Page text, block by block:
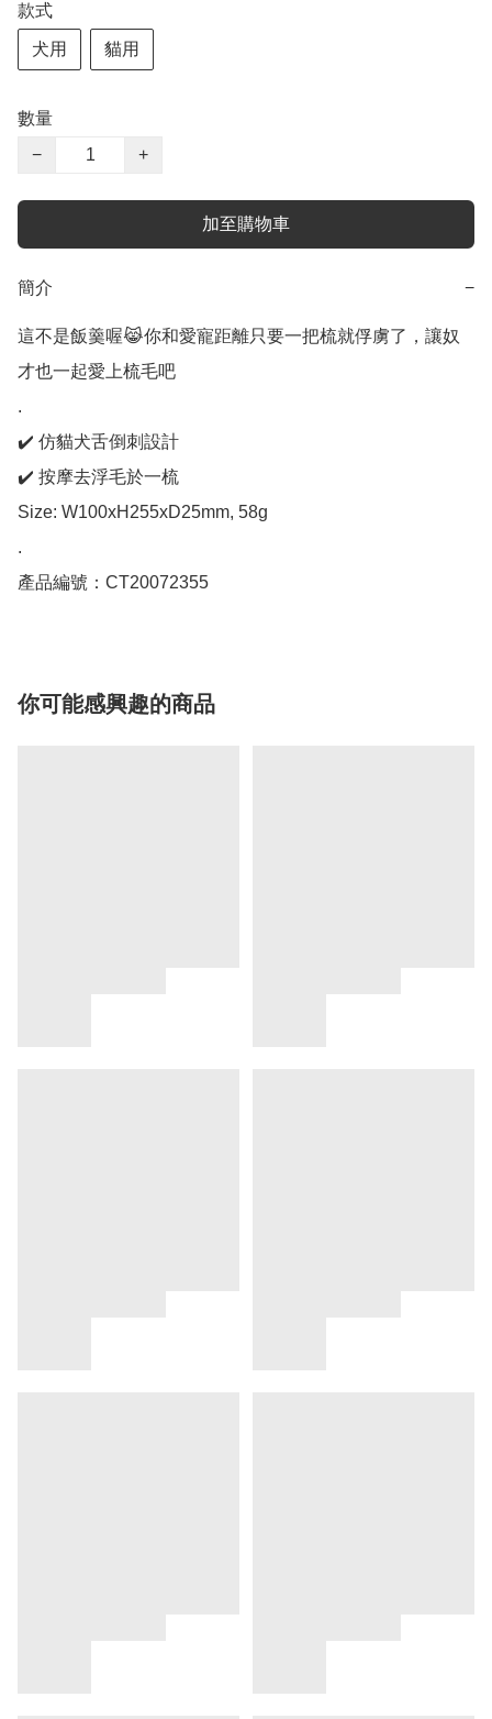
款式
犬用 貓用
數量
−
+
加至購物車
簡介 −
這不是飯羹喔😹你和愛寵距離只要一把梳就俘虜了，讓奴
才也一起愛上梳毛吧
.
✔️ 仿貓犬舌倒刺設計
✔️ 按摩去浮毛於一梳
Size: W100xH255xD25mm, 58g
.
產品編號：CT20072355
你可能感興趣的商品